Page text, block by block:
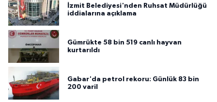
İzmit Belediyesi'nden Ruhsat Müdürlüğü
iddialarına açıklama
Gümrükte 58 bin 519 canlı hayvan
kurtarıldı
Gabar'da petrol rekoru: Günlük 83 bin
200 varil